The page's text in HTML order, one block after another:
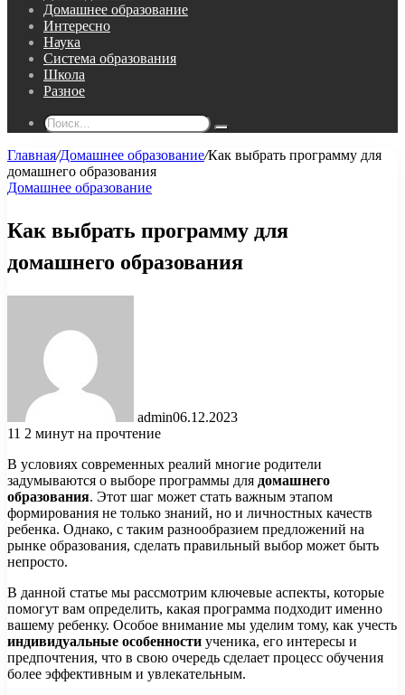
Домашнее образование
Интересно
Наука
Система образования
Школа
Разное
Поиск...
Главная/Домашнее образование/Как выбрать программу для
домашнего образования
Домашнее образование
Как выбрать программу для
домашнего образования
admin06.12.2023
11 2 минут на прочтение
В условиях современных реалий многие родители
задумываются о выборе программы для домашнего
образования. Этот шаг может стать важным этапом
формирования не только знаний, но и личностных качеств
ребенка. Однако, с таким разнообразием предложений на
рынке образования, сделать правильный выбор может быть
непросто.
В данной статье мы рассмотрим ключевые аспекты, которые
помогут вам определить, какая программа подходит именно
вашему ребенку. Особое внимание мы уделим тому, как учесть
индивидуальные особенности ученика, его интересы и
предпочтения, что в свою очередь сделает процесс обучения
более эффективным и увлекательным.